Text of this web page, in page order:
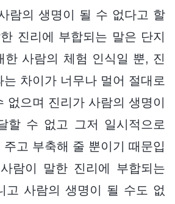
람의 생명이 될 수 없다고 할
진리에 부합되는 말은 단지
한 사람의 체험 인식일 뿐, 진
는 차이가 너무나 멀어 절대로
없으며 진리가 사람의 생명이
할 수 없고 그저 일시적으로
고 부축해 줄 뿐이기 때문입
람이 말한 진리에 부합되는
고 사람의 생명이 될 수도 없